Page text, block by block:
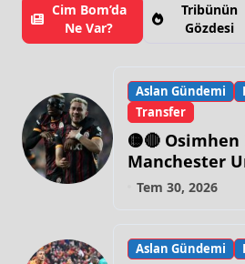
Cim Bom’da
Ne Var?
Tribünün
Gözdesi
Aslan Gündemi
Transfer
🟡🔴 Osimhen
Manchester
Tem 30, 2026
Aslan Gündemi